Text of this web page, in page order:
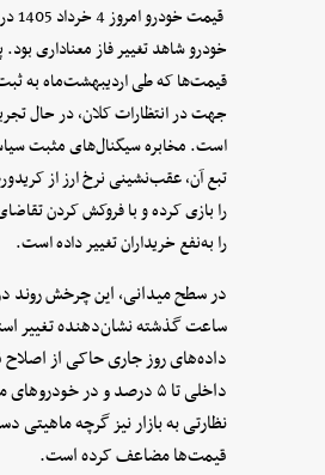
قیمت خودرو امروز 4 خرداد 1405 در شرایطی اعلام شد که
خودرو شاهد تغییر فاز معناداری
قیمت‌ها که طی اردیبهشت‌ماه به ثبت
جهت در انتظارات کلان، در حال
است. مخابره سیگنال‌های مثبت
تبع آن، عقب‌نشینی نرخ ارز از
را بازی کرده و با فروکش کردن
را به‌نفع خریداران تغییر داده است.
ساعت گذشته نشان‌دهنده تغییر
نظارتی به بازار نیز گرچه ماهیتی
قیمت‌ها مضاعف کرده است.